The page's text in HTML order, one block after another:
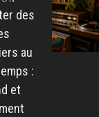
des
au
:
et